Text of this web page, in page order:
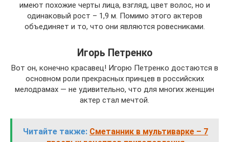
имеют похожие черты лица, взгляд, цвет волос, но и
одинаковый рост – 1,9 м. Помимо этого актеров
объединяет и то, что они являются ровесниками.
Игорь Петренко
Вот он, конечно красавец! Игорю Петренко достаются в
основном роли прекрасных принцев в российских
мелодрамах — не удивительно, что для многих женщин
актер стал мечтой.
Читайте также: Сметанник в мультиварке – 7